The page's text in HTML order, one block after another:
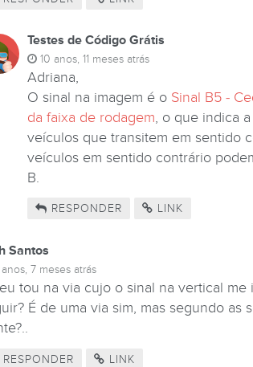
Testes de Código Grátis
10 anos, 11 meses atrás
Adriana,
O sinal na imagem é o Sinal B5 -
da faixa de rodagem, o que indica
veículos que transitem em sentido
veículos em sentido contrário
B.
RESPONDER LINK
Santos
7 meses atrás
tou na via cujo o sinal na vertical
É de uma via sim, mas segundo
RESPONDER LINK